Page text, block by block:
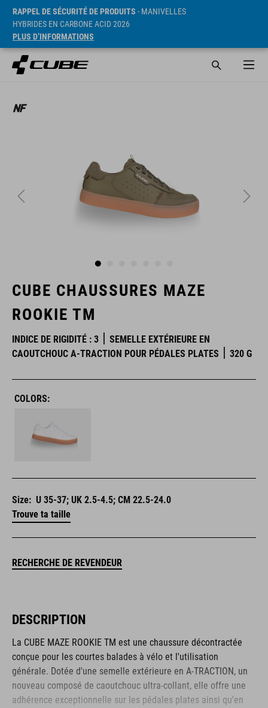
RAPPEL DE SÉCURITÉ DE PRODUITS - MANIVELLES
HYBRIDES EN CARBONE ACID 2026
PLUS D’INFORMATIONS
CUBE CHAUSSURES MAZE
ROOKIE TM
INDICE DE RIGIDITÉ : 3
SEMELLE EXTÉRIEURE EN
CAOUTCHOUC A-TRACTION POUR PÉDALES PLATES
320 G
COLORS:
Size: U 35-37; UK 2.5-4.5; CM 22.5-24.0
Trouve ta taille
RECHERCHE DE REVENDEUR
DESCRIPTION
La CUBE MAZE ROOKIE TM est une chaussure décontractée
conçue pour les courtes balades à vélo et l'utilisation
générale. Dotée d'une semelle extérieure en A-TRACTION, un
nouveau composé de caoutchouc ultra-collant, elle offre une
adhérence exceptionnelle sur les pédales plates ainsi qu'en